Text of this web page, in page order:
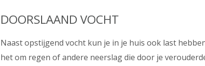
DOORSLAAND VOCHT
Naast opstijgend vocht kun je in je huis ook last
het om regen of andere neerslag die door je